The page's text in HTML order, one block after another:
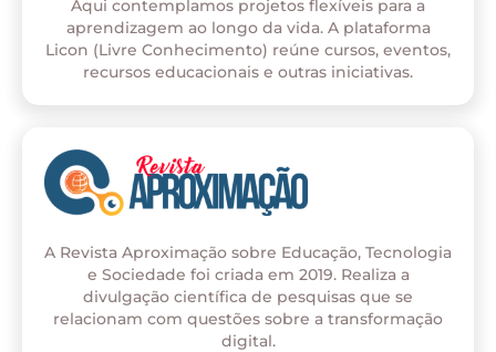
Aqui contemplamos projetos flexíveis para a
aprendizagem ao longo da vida. A plataforma
Licon (Livre Conhecimento) reúne cursos, eventos,
recursos educacionais e outras iniciativas.
A Revista Aproximação sobre Educação, Tecnologia
e Sociedade foi criada em 2019. Realiza a
divulgação científica de pesquisas que se
relacionam com questões sobre a transformação
digital.